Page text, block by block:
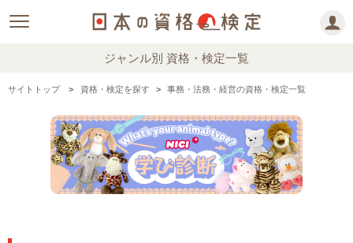
ジャンル別 資格・検定一覧
サイトトップ 資格・検定を探す 事務・法務・経営の資格・検定一覧